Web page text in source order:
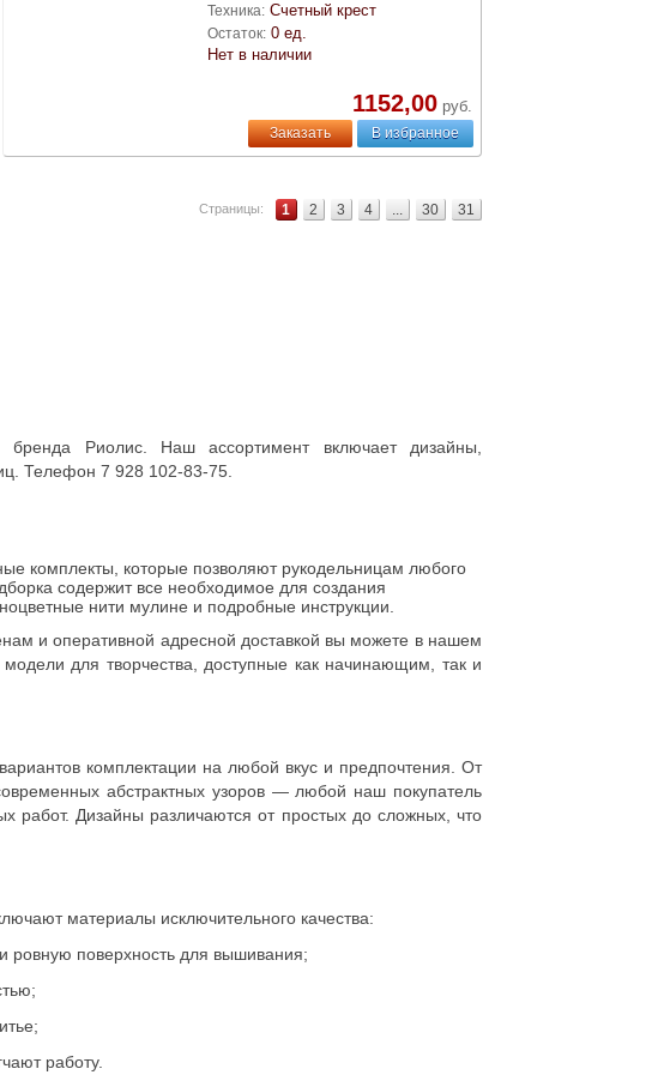
Техника: Счетный крест
Остаток: 0 ед.
Нет в наличии
1152,00 руб.
Заказать В избранное
Страницы: 1 2 3 4 ... 30 31
Риолис. Наш ассортимент включает дизайны,
Телефон 7 928 102-83-75.
комплекты, которые позволяют рукодельницам любого
содержит все необходимое для создания
нити мулине и подробные инструкции.
и оперативной адресной доставкой вы можете в нашем
для творчества, доступные как начинающим, так и
комплектации на любой вкус и предпочтения. От
абстрактных узоров — любой наш покупатель
работ. Дизайны различаются от простых до сложных, что
материалы исключительного качества:
ровную поверхность для вышивания;
работу.